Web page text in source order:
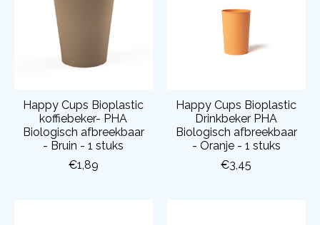
Happy Cups Bioplastic
koffiebeker- PHA
Biologisch afbreekbaar
- Bruin - 1 stuks
€1,89
Happy Cups Bioplastic
Drinkbeker PHA
Biologisch afbreekbaar
- Oranje - 1 stuks
€3,45